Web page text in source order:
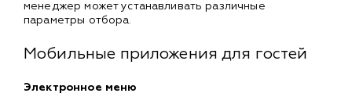
менеджер может устанавливать различные
параметры отбора.
Мобильные приложения для гостей
Электронное меню